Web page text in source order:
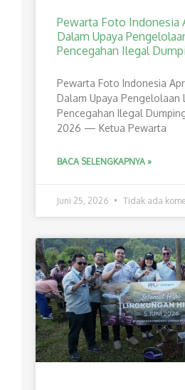
Pewarta Foto Indonesia
Dalam Upaya
Pencegahan Ilegal
Pewarta Foto Indonesia
Dalam Upaya Pengelolaan
Pencegahan Ilegal
2026 — Ketua Pewarta
BACA SELENGKAPNYA »
Juni 25, 2026 Tidak ada